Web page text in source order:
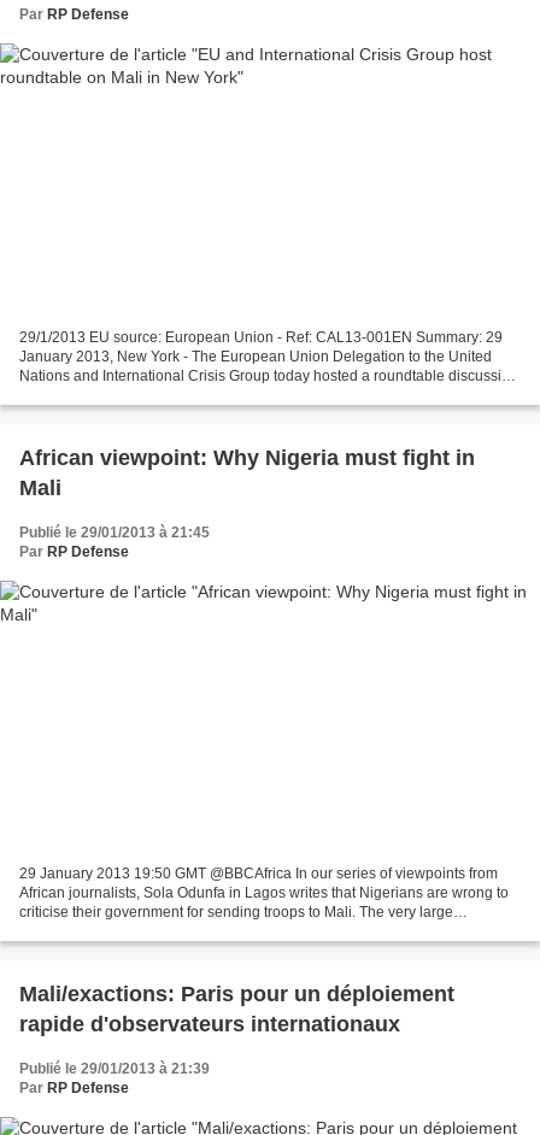
Par RP Defense
29/1/2013 EU source: European Union - Ref: CAL13-001EN Summary: 29
January 2013, New York - The European Union Delegation to the United
Nations and International Crisis Group today hosted a roundtable discussion
African viewpoint: Why Nigeria must fight in
Mali
Publié le 29/01/2013 à 21:45
Par RP Defense
29 January 2013 19:50 GMT @BBCAfrica In our series of viewpoints from
African journalists, Sola Odunfa in Lagos writes that Nigerians are wrong to
criticise their government for sending troops to Mali. The very large
Mali/exactions: Paris pour un déploiement
rapide d'observateurs internationaux
Publié le 29/01/2013 à 21:39
Par RP Defense